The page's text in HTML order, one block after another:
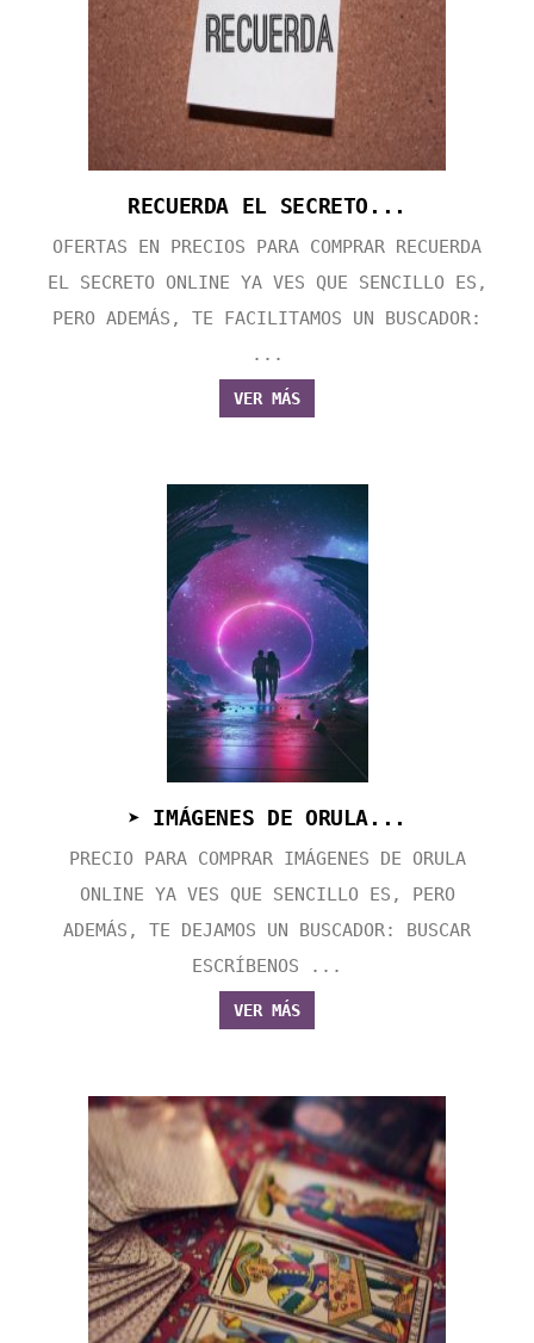
RECUERDA EL SECRETO...
OFERTAS EN PRECIOS PARA COMPRAR RECUERDA
EL SECRETO ONLINE YA VES QUE SENCILLO ES,
PERO ADEMÁS, TE FACILITAMOS UN BUSCADOR:
...
VER MÁS
➤ IMÁGENES DE ORULA...
PRECIO PARA COMPRAR IMÁGENES DE ORULA
ONLINE YA VES QUE SENCILLO ES, PERO
ADEMÁS, TE DEJAMOS UN BUSCADOR: BUSCAR
ESCRÍBENOS ...
VER MÁS